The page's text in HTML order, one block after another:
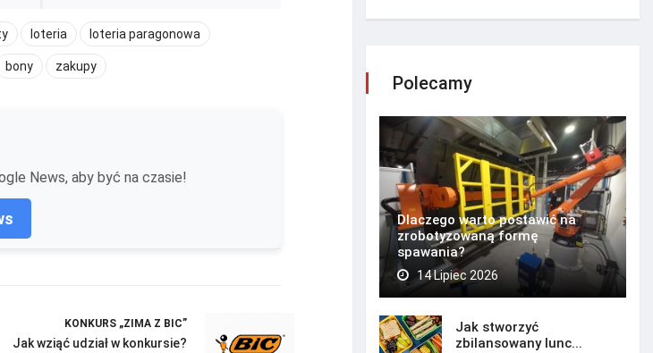
loteria loteria paragonowa
bony zakupy
News, aby być na czasie!
KONKURS „ZIMA Z BIC”
Jak wziąć udział w konkursie?
Polecamy
Dlaczego warto postawić na
zrobotyzowaną formę
spawania?
14 Lipiec 2026
Jak stworzyć
zbilansowany lunc...